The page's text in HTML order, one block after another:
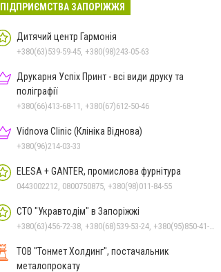
ПІДПРИЄМСТВА ЗАПОРІЖЖЯ
Дитячий центр Гармонія
+380(63)539-59-45, +380(98)243-05-63
Друкарня Успіх Принт - всі види друку та
поліграфії
+380(66)413-68-11, +380(67)612-50-46
Vidnova Clinic (Клініка Віднова)
+380(96)214-03-33
ELESA + GANTER, промислова фурнітура
0443002212, 0800750875, +380(98)011-84-55
СТО "Укравтодім" в Запоріжжі
ТОВ "Тонмет Холдинг", постачальник
металопрокату